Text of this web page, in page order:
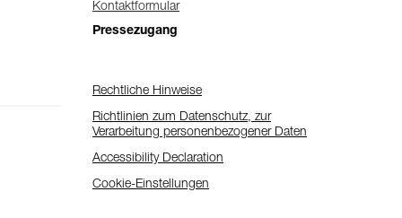
Kontaktformular
Pressezugang
Rechtliche Hinweise
Richtlinien zum Datenschutz, zur
Verarbeitung personenbezogener Daten
Accessibility Declaration
Cookie-Einstellungen